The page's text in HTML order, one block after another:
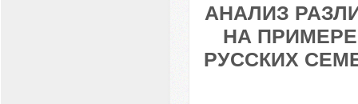
АНАЛИЗ
НА
РУССКИХ